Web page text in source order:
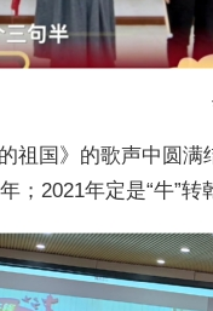
祖国》的歌声中圆
2021年定是“牛”转